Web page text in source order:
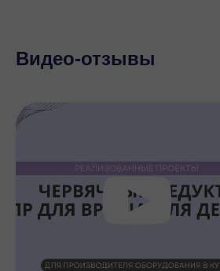
Видео-отзывы